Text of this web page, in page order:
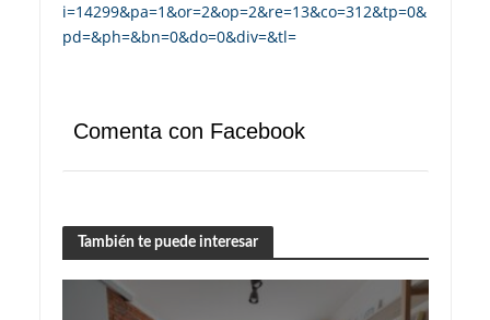
i=14299&pa=1&or=2&op=2&re=13&co=312&tp=0&
pd=&ph=&bn=0&do=0&div=&tl=
Comenta con Facebook
También te puede interesar